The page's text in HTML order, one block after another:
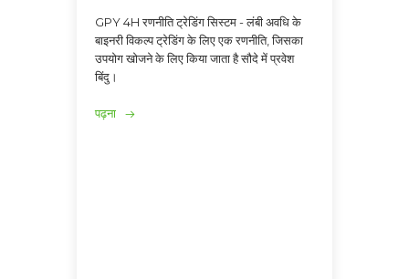
GPY 4H रणनीति ट्रेडिंग सिस्टम - लंबी अवधि के
बाइनरी विकल्प ट्रेडिंग के लिए एक रणनीति, जिसका
उपयोग खोजने के लिए किया जाता है सौदे में प्रवेश
बिंदु।
पढ़ना